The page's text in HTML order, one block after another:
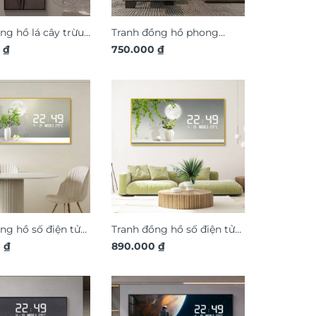
hồ lá cây trừu
nghệ thuật
₫
Tranh đồng hồ phong
cảnh 3D nghệ thuật
750.000₫
hồ số điện tử
xanh tươi mát
₫
Tranh đồng hồ số điện tử
bình lá cây xanh tươi mát
890.000₫